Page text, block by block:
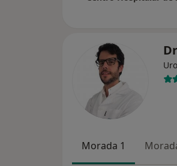
Morada 1